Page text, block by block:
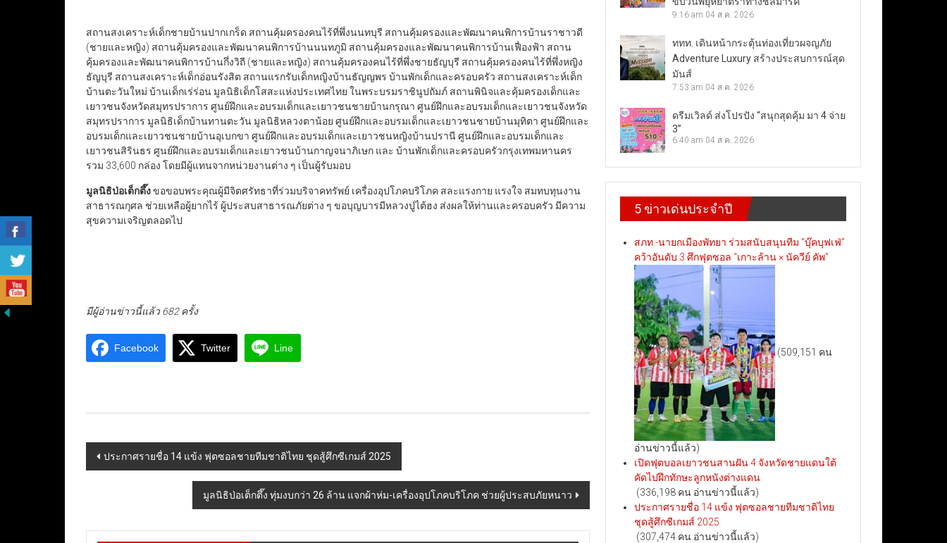
สถานสงเคราะห์เด็กชายบ้านปากเกร็ด สถานคุ้มครองคนไร้ที่พึ่งนนทบุรี สถานคุ้มครองและพัฒนาคนพิการบ้านราชาวดี
(ชายและหญิง) สถานคุ้มครองและพัฒนาคนพิการบ้านนนทภูมิ สถานคุ้มครองและพัฒนาคนพิการบ้านเฟื่องฟ้า สถาน
คุ้มครองและพัฒนาคนพิการบ้านกึ่งวิถี (ชายและหญิง) สถานคุ้มครองคนไร้ที่พึ่งชายธัญบุรี สถานคุ้มครองคนไร้ที่พึ่งหญิง
ธัญบุรี สถานสงเคราะห์เด็กอ่อนรังสิต สถานแรกรับเด็กหญิงบ้านธัญญพร บ้านพักเด็กและครอบครัว สถานสงเคราะห์เด็ก
บ้านตะวันใหม่ บ้านเด็กเร่ร่อน มูลนิธิเด็กโสสะแห่งประเทศไทย ในพระบรมราชินูปถัมภ์ สถานพินิจและคุ้มครองเด็กและ
เยาวชนจังหวัดสมุทรปราการ ศูนย์ฝึกและอบรมเด็กและเยาวชนชายบ้านกรุณา ศูนย์ฝึกและอบรมเด็กและเยาวชนจังหวัด
สมุทรปราการ มูลนิธิเด็กบ้านทานตะวัน มูลนิธิหลวงตาน้อย ศูนย์ฝึกและอบรมเด็กและเยาวชนชายบ้านมุทิตา ศูนย์ฝึกและ
อบรมเด็กและเยาวชนชายบ้านอุเบกขา ศูนย์ฝึกและอบรมเด็กและเยาวชนหญิงบ้านปรานี ศูนย์ฝึกและอบรมเด็กและ
เยาวชนสิรินธร ศูนย์ฝึกและอบรมเด็กและเยาวชนบ้านกาญจนาภิเษก และ บ้านพักเด็กและครอบครัวกรุงเทพมหานคร
รวม 33,600 กล่อง โดยมีผู้แทนจากหน่วยงานต่าง ๆ เป็นผู้รับมอบ
มูลนิธิป่อเต็กตึ๊งขอขอบพระคุณผู้มีจิตศรัทธาที่ร่วมบริจาคทรัพย์ เครื่องอุปโภคบริโภค สละแรงกาย แรงใจ สมทบทุนงาน
สาธารณกุศล ช่วยเหลือผู้ยากไร้ ผู้ประสบสาธารณภัยต่าง ๆ ขอบุญบารมีหลวงปู่ไต้ฮง ส่งผลให้ท่านและครอบครัว มีความ
สุขความเจริญตลอดไป
มีผู้อ่านข่าวนี้แล้ว 682 ครั้ง
Facebook Twitter Line
Post
ประกาศรายชื่อ 14 แข้ง ฟุตซอลชายทีมชาติไทย ชุดสู้ศึกซีเกมส์ 2025
มูลนิธิป่อเต็กตึ๊ง ทุ่มงบกว่า 26 ล้าน แจกผ้าห่ม-เครื่องอุปโภคบริโภค ช่วยผู้ประสบภัยหนาว
9:16 am 04 ส.ค. 2026
ททท. เดินหน้ากระตุ้นท่องเที่ยวผจญภัย
Adventure Luxury สร้างประสบการณ์สุด
มันส์
7:53 am 04 ส.ค. 2026
ดรีมเวิลด์ ส่งโปรปัง “สนุกสุดคุ้ม มา 4 จ่าย
3”
6:40 am 04 ส.ค. 2026
5 ข่าวเด่นประจำปี
สภท.-นายกเมืองพัทยา ร่วมสนับสนุนทีม “บุ๊คบุฟเฟ่”
คว้าอันดับ 3 ศึกฟุตซอล “เกาะล้าน × นัควีย์ คัพ”
(509,151 คน
อ่านข่าวนี้แล้ว)
เปิดฟุตบอลเยาวชนสานฝัน 4 จังหวัดชายแดนใต้
คัดไปฝึกทักษะลูกหนังต่างแดน
(336,198 คน อ่านข่าวนี้แล้ว)
ประกาศรายชื่อ 14 แข้ง ฟุตซอลชายทีมชาติไทย
ชุดสู้ศึกซีเกมส์ 2025
(307,474 คน อ่านข่าวนี้แล้ว)